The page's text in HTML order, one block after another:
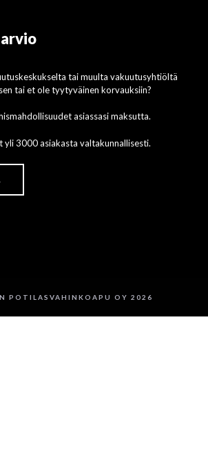
tai muulta vakuutusyhtiöltä
tai et ole tyytyväinen korvauksiin?
asiassasi maksutta.
yli 3000 asiakasta valtakunnallisesti.
POTILASVAHINKOAPU OY 2026